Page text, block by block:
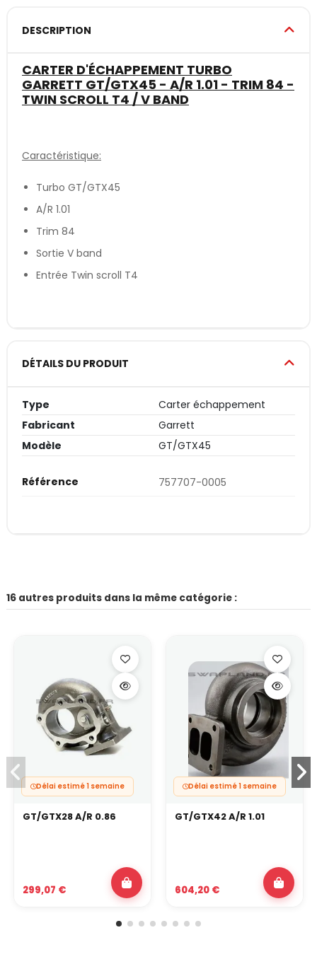
DESCRIPTION
CARTER D'ÉCHAPPEMENT TURBO
GARRETT GT/GTX45 - A/R 1.01 - TRIM 84 -
TWIN SCROLL T4 / V BAND
Caractéristique:
Turbo GT/GTX45
A/R 1.01
Trim 84
Sortie V band
Entrée Twin scroll T4
DÉTAILS DU PRODUIT
Type
Carter échappement
Fabricant
Garrett
Modèle
GT/GTX45
Référence 757707-0005
16 autres produits dans la même catégorie :
Délai estimé 1 semaine
GT/GTX28 A/R 0.86
299,07 €
Délai estimé 1 semaine
GT/GTX42 A/R 1.01
604,20 €